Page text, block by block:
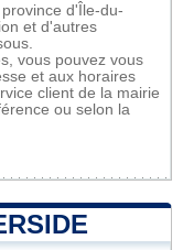
d'Île-du-
et d'autres
vous pouvez vous
et aux horaires
client de la mairie
ou selon la